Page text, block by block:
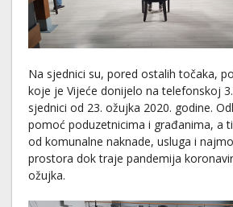
Na sjednici su, pored ostalih točaka,
koje je Vijeće donijelo na telefonskoj
sjednici od 23. ožujka 2020. godine.
pomoć poduzetnicima i građanima, a
od komunalne naknade, usluga i
prostora dok traje pandemija
ožujka.